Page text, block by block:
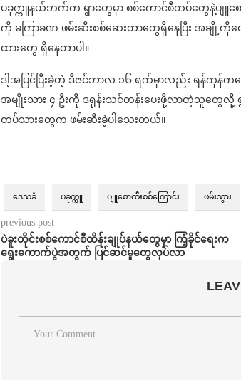
ပခုက္ကူနယ်ဘက်က ရွာတွေမှာ စစ်ကောင်စီတပ်တွေနဲ့ပျူစ
ကို မကြာခဏ ဖမ်းဆီးစစ်ဆေးတာတွေရှိနေပြီး အချို့
ထားတွေ ရှိနေတာပါ။
ဒါ့အပြင်ပြီးခဲ့တဲ့ ဒီဇင်ဘာလ ၁၆ ရက်မှာလည်း ရန်ကုန်
အမျိုးသား ၄ ဦးကို ဒရုန်းသင်တန်းပေးဖို့လာတဲ့သူတွေလို့ စွ
တပ်သားတွေက ဖမ်းဆီးခဲ့ပါသေးတယ်။
ဒေသခံ ပခုက္ကူ ပျူစောထီးစစ်ကြောင်း ဖမ်းသွား
previous post
ပဲခူးတိုင်းစစ်ကောင်စီထိန်းချုပ်နယ်တွေမှာ ကြံ့ခိုင်ရေးက
ရွေးကောက်ပွဲအတွက် ပြင်ဆင်မှုတွေလုပ်လာ